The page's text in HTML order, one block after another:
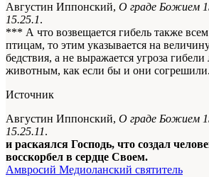
Августин Иппонский, О граде Божием
15.25.1.
*** А что возвещается гибель также
птицам, то этим указывается на
бедствия, а не выражается угроза
животным, как если бы и они согрешили.
Источник
Августин Иппонский, О граде Божием
15.25.11.
и раскаялся Господь, что создал
восскорбел в сердце Своем.
Амвросий Медиоланский святитель